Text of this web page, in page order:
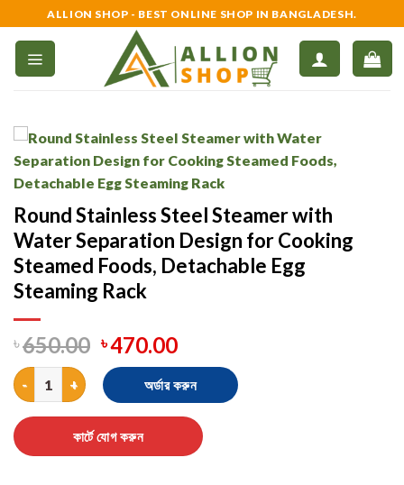
to
content
ALLION SHOP - BEST ONLINE SHOP IN BANGLADESH.
Round Stainless Steel Steamer with
Water Separation Design for Cooking
Steamed Foods, Detachable Egg
Steaming Rack
৳650.00 ৳470.00
Round Stainless Steel Steamer with Water Separation Design
অর্ডার করুন
কার্টে যোগ করুন